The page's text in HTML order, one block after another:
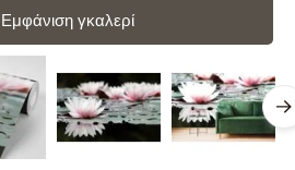
Εμφάνιση γκαλερί